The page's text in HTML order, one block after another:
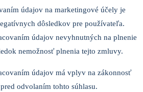
údajov na marketingové účely je
dôsledkov pre používateľa.
údajov nevyhnutných na plnenie
nemožnosť plnenia tejto zmluvy.
údajov má vplyv na zákonnosť
odvolaním tohto súhlasu.